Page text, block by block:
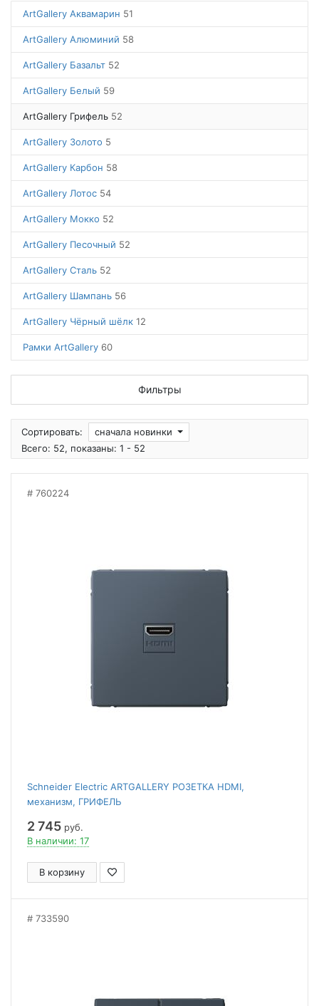
ArtGallery Аквамарин 51
ArtGallery Алюминий 58
ArtGallery Базальт 52
ArtGallery Белый 59
ArtGallery Грифель 52
ArtGallery Золото 5
ArtGallery Карбон 58
ArtGallery Лотос 54
ArtGallery Мокко 52
ArtGallery Песочный 52
ArtGallery Сталь 52
ArtGallery Шампань 56
ArtGallery Чёрный шёлк 12
Рамки ArtGallery 60
Фильтры
Сортировать:
сначала новинки
Всего: 52, показаны: 1 - 52
760224
Schneider Electric ARTGALLERY РОЗЕТКА HDMI,
механизм, ГРИФЕЛЬ
2 745 руб.
В наличии: 17
В корзину
733590